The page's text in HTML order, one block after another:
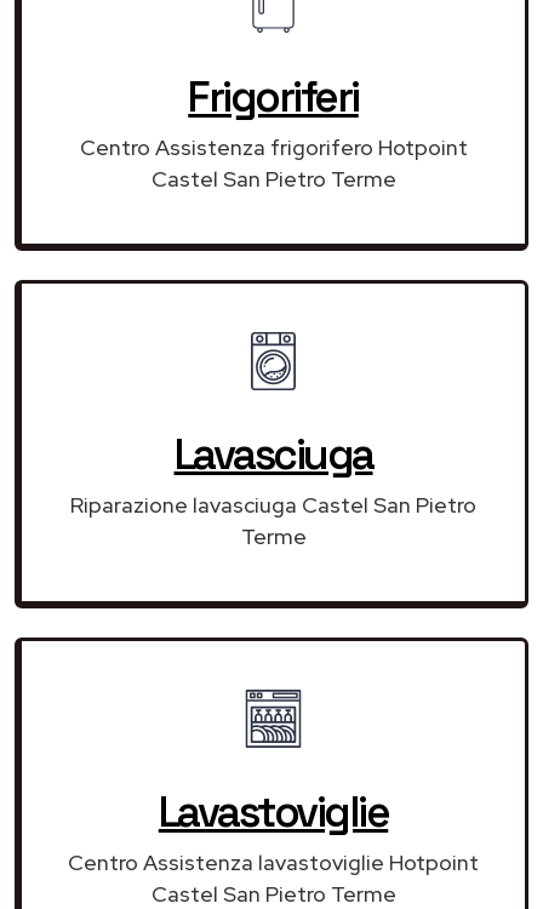
Frigoriferi
Centro Assistenza frigorifero Hotpoint
Castel San Pietro Terme
Lavasciuga
Riparazione lavasciuga Castel San Pietro
Terme
Lavastoviglie
Centro Assistenza lavastoviglie Hotpoint
Castel San Pietro Terme